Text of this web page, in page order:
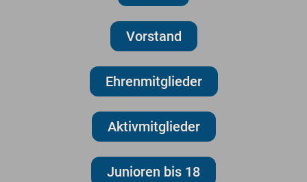
Vorstand
Ehrenmitglieder
Aktivmitglieder
Junioren bis 18